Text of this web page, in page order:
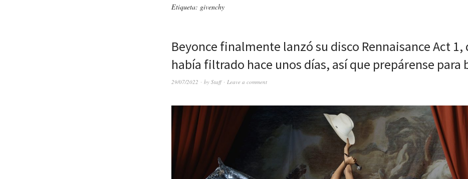
Etiqueta: givenchy
Beyonce finalmente lanzó su disco Rennaisance Act 1,
había filtrado hace unos días, así que prepárense para
29/07/2022 by Staff Leave a comment